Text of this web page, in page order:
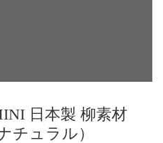
日本製 柳素材
チュラル）